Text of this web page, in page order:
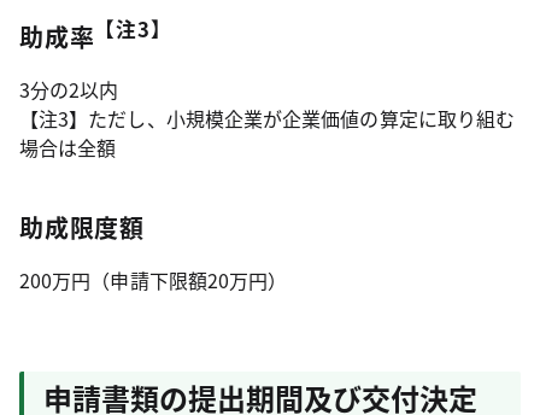
助成率 【注3】
3分の2以内
【注3】ただし、小規模企業が企業価値の算定に取り組む
場合は全額
助成限度額
200万円（申請下限額20万円）
申請書類の提出期間及び交付決定